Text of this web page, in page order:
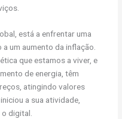
está a enfrentar uma
um aumento da inflação.
que estamos a viver, e
de energia, têm
atingindo valores
a sua atividade,
digital.